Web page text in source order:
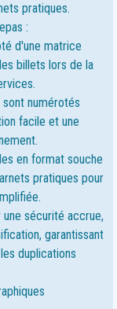
pratiques.
:
d'une matrice
billets lors de la
numérotés
facile et une
en format souche
pratiques pour
sécurité accrue,
garantissant
duplications